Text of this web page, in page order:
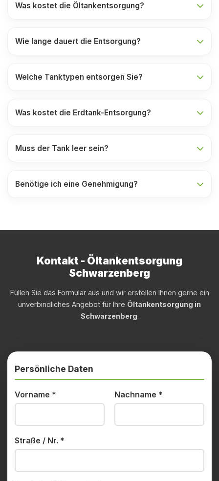
Was kostet die Öltankentsorgung?
Wie lange dauert die Entsorgung?
Welche Tanktypen entsorgen Sie?
Was kostet die Erdtank-Entsorgung?
Muss der Tank leer sein?
Benötige ich eine Genehmigung?
Kontakt - Öltankentsorgung
Schwarzenberg
Füllen Sie das Formular aus und wir erstellen Ihnen gerne ein
unverbindliches Angebot für Ihre Öltankentsorgung in
Schwarzenberg.
Persönliche Daten
Vorname * Nachname *
Straße / Nr. *